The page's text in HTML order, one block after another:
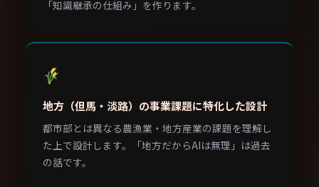
「知識継承の仕組み」を作ります。
地方（但馬・淡路）の事業課題に特化した設計
都市部とは異なる農漁業・地方産業の課題を理解し
た上で設計します。「地方だからAIは無理」は過去
の話です。